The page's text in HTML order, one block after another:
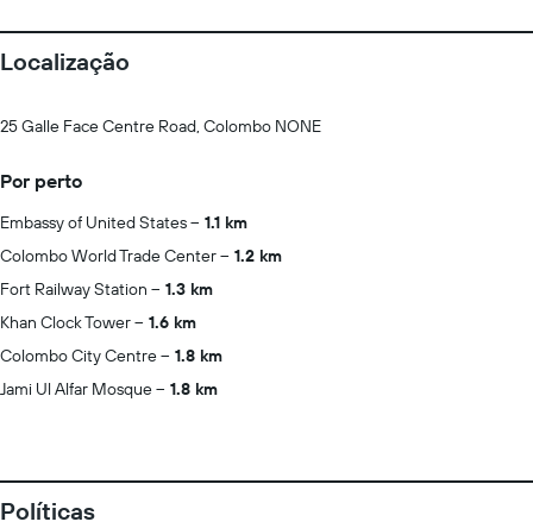
Localização
25 Galle Face Centre Road, Colombo NONE
Por perto
Embassy of United States
1.1 km
Colombo World Trade Center
1.2 km
Fort Railway Station
1.3 km
Khan Clock Tower
1.6 km
Colombo City Centre
1.8 km
Jami Ul Alfar Mosque
1.8 km
Políticas